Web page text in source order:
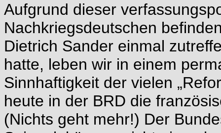
Aufgrund dieser
Nachkriegsdeutschen
Dietrich Sander einmal
hatte, leben wir in einem
Sinnhaftigkeit der vielen
heute in der BRD die
(Nichts geht mehr!) Der